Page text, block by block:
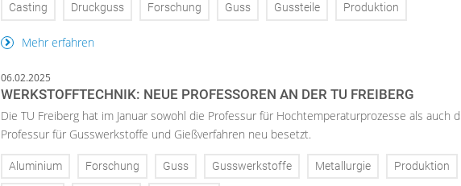
Casting Druckguss Forschung Guss Gussteile Produktion
Mehr erfahren
06.02.2025
WERKSTOFFTECHNIK: NEUE PROFESSOREN AN DER TU FREIBERG
Die TU Freiberg hat im Januar sowohl die Professur für Hochtemperaturprozesse als auch
Professur für Gusswerkstoffe und Gießverfahren neu besetzt.
Aluminium Forschung Guss Gusswerkstoffe Metallurgie Produktion